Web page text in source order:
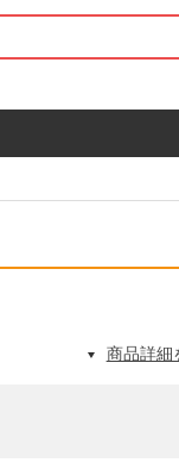
商品詳細